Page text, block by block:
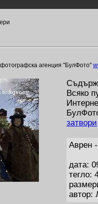
агенция "БулФото"
Всяко
затвори
Аврен
дата:
тегло:
автор: